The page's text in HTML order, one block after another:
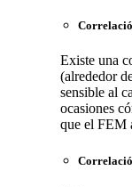
Existe una
(alrededor
sensible al
ocasiones
que el FEM